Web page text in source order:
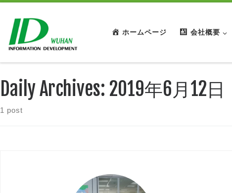
ホームページ 会社概要
Daily Archives: 2019年6月12日
1 post